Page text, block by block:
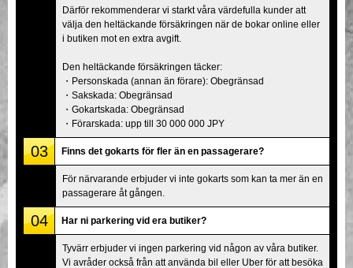
Därför rekommenderar vi starkt våra värdefulla kunder att
välja den heltäckande försäkringen när de bokar online eller
i butiken mot en extra avgift.
Den heltäckande försäkringen täcker:
・Personskada (annan än förare): Obegränsad
・Sakskada: Obegränsad
・Gokartskada: Obegränsad
・Förarskada: upp till 30 000 000 JPY
03 Finns det gokarts för fler än en passagerare?
För närvarande erbjuder vi inte gokarts som kan ta mer än en
passagerare åt gången.
04 Har ni parkering vid era butiker?
Tyvärr erbjuder vi ingen parkering vid någon av våra butiker.
Vi avråder också från att använda bil eller Uber för att besöka